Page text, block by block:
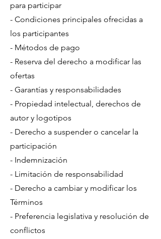
para participar
- Condiciones principales ofrecidas a
los participantes
- Métodos de pago
- Reserva del derecho a modificar las
ofertas
- Garantías y responsabilidades
- Propiedad intelectual, derechos de
autor y logotipos
- Derecho a suspender o cancelar la
participación
- Indemnización
- Limitación de responsabilidad
- Derecho a cambiar y modificar los
Términos
- Preferencia legislativa y resolución de
conflictos